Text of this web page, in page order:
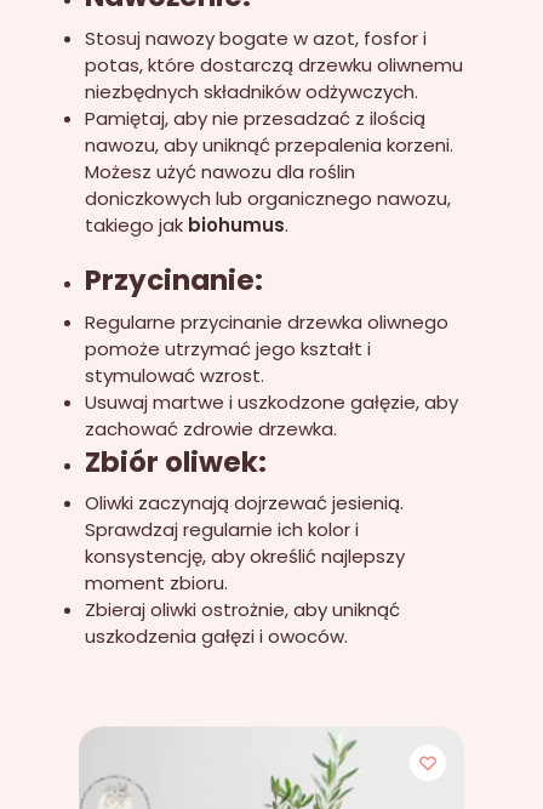
Stosuj nawozy bogate w azot, fosfor i
potas, które dostarczą drzewku oliwnemu
niezbędnych składników odżywczych.
Pamiętaj, aby nie przesadzać z ilością
nawozu, aby uniknąć przepalenia korzeni.
Możesz użyć nawozu dla roślin
doniczkowych lub organicznego nawozu,
takiego jak biohumus.
Przycinanie:
Regularne przycinanie drzewka oliwnego
pomoże utrzymać jego kształt i
stymulować wzrost.
Usuwaj martwe i uszkodzone gałęzie, aby
zachować zdrowie drzewka.
Zbiór oliwek:
Oliwki zaczynają dojrzewać jesienią.
Sprawdzaj regularnie ich kolor i
konsystencję, aby określić najlepszy
moment zbioru.
Zbieraj oliwki ostrożnie, aby uniknąć
uszkodzenia gałęzi i owoców.